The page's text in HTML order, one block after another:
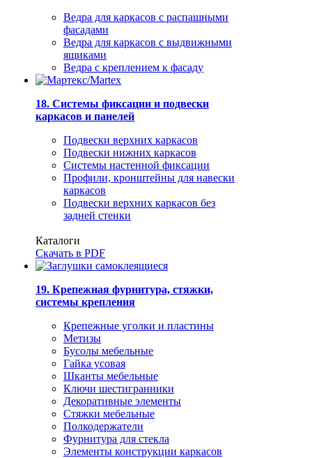
Ведра для каркасов с распашными
фасадами
Ведра для каркасов с выдвижными
ящиками
Ведра с креплением к фасаду
18. Системы фиксации и подвески
каркасов и панелей
Подвески верхних каркасов
Подвески нижних каркасов
Системы настенной фиксации
Профили, кронштейны для навески
каркасов
Подвески верхних каркасов без
задней стенки
Каталоги
Скачать в PDF
19. Крепежная фурнитура, стяжки,
системы крепления
Крепежные уголки и пластины
Метизы
Бусолы мебельные
Гайка усовая
Шканты мебельные
Ключи шестигранники
Декоративные элементы
Стяжки мебельные
Полкодержатели
Фурнитура для стекла
Элементы конструкции каркасов